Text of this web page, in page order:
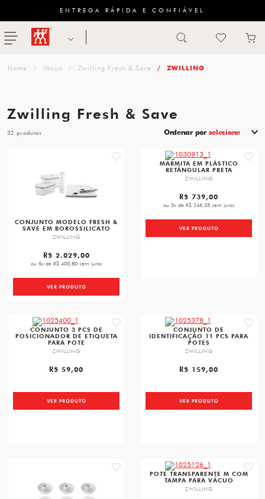
ENTREGA RÁPIDA E CONFIÁVEL
menu ZWILLING
MESA
PANELAS
TALHERES
Vácuo Zwilling Fresh & Save ZWILLING
Zwilling Fresh & Save
Ordenar por selecione
32
favorite
CONJUNTO MODELO FRESH &
SAVE EM BOROSSILICATO
ZWILLING
R$ 2.029,00
ou 5x de R$ 405,80 sem juros
VER PRODUTO
MARMITA EM PLÁSTICO
RETÂNGULAR PRETA
ZWILLING
R$ 739,00
ou 3x de R$ 246,33 sem juros
VER PRODUTO
favorite
CONJUNTO 3 PCS DE
POSICIONADOR DE ETIQUETA
PARA POTE
ZWILLING
R$ 59,00
VER PRODUTO
CONJUNTO DE
IDENTIFICAÇÃO 11 PCS PARA
POTES
ZWILLING
R$ 159,00
VER PRODUTO
favorite POTE TRANSPARENTE M COM
TAMPA PARA VÁCUO
ZWILLING